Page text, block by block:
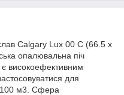
Calgary Lux 00 С (66.5 х
опалювальна піч
високоефективним
для
м3. Сфера